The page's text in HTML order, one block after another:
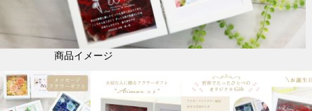
商品イメージ